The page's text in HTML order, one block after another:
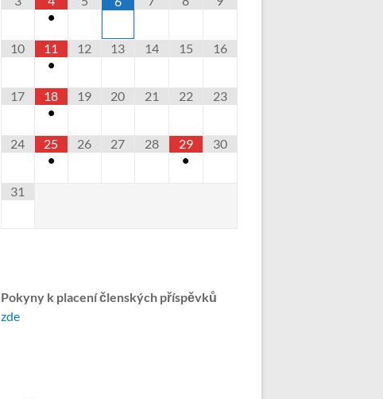
•
10
11
•
12 13 14 15 16
17
18
•
19 20 21 22 23
24
25
•
26 27 28
29
•
30
31
Pokyny k placení členských příspěvků
zde